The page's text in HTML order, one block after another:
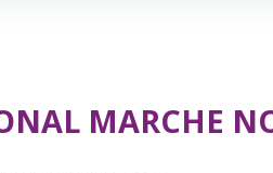
MARCHE